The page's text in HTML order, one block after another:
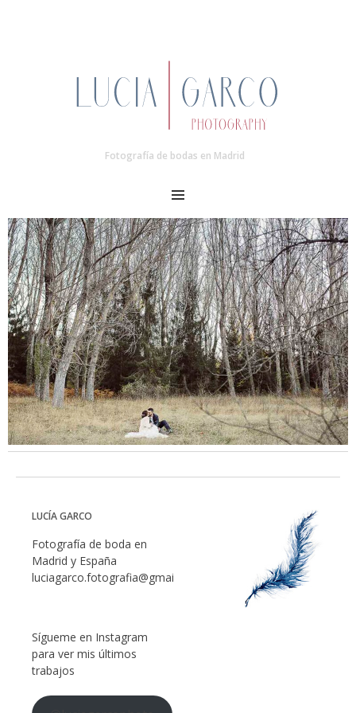
Fotografía de bodas en Madrid
MENU
LUCÍA GARCO
Fotografía de boda en
Madrid y España
luciagarco.fotografia@gmail.com
Sígueme en Instagram
para ver mis últimos
trabajos